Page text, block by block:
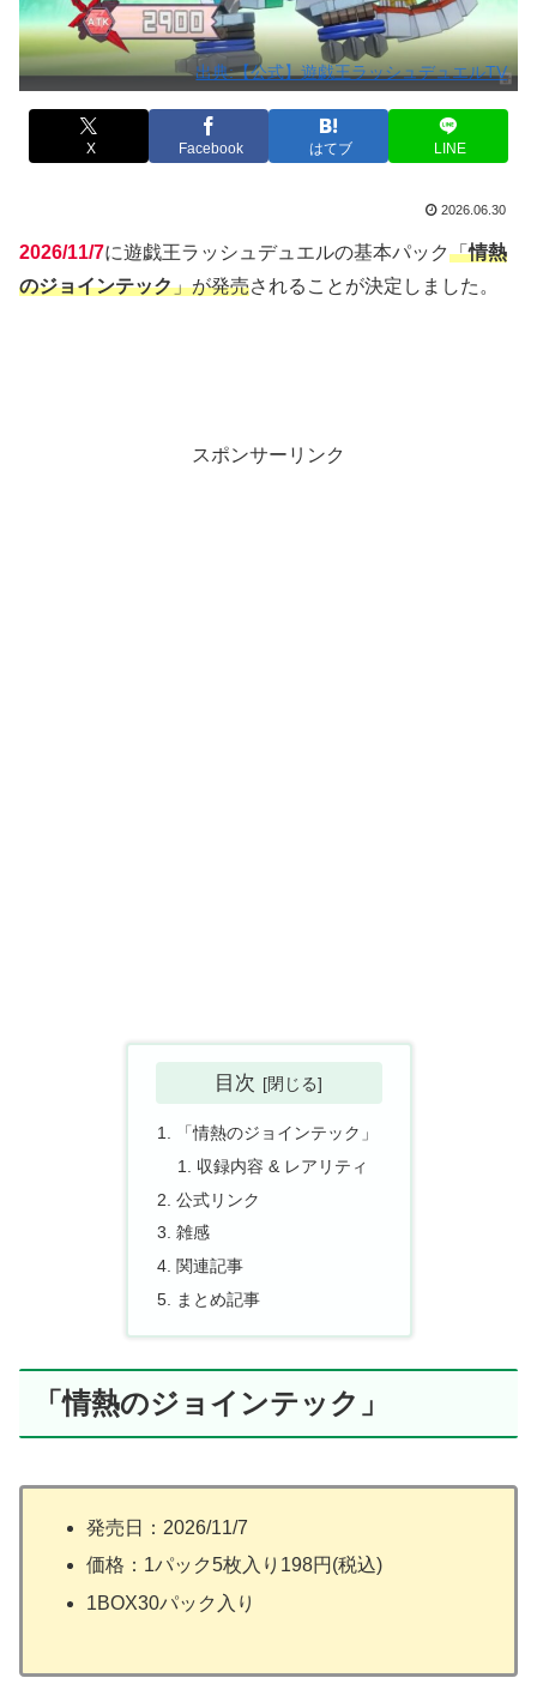
出典:【公式】遊戯王ラッシュデュエルTV
X Facebook はてブ LINE
2026.06.30
2026/11/7に遊戯王ラッシュデュエルの基本パック「情熱
のジョインテック」が発売されることが決定しました。
スポンサーリンク
目次
「情熱のジョインテック」
収録内容 & レアリティ
公式リンク
雑感
関連記事
まとめ記事
「情熱のジョインテック」
発売日：2026/11/7
価格：1パック5枚入り198円(税込)
1BOX30パック入り